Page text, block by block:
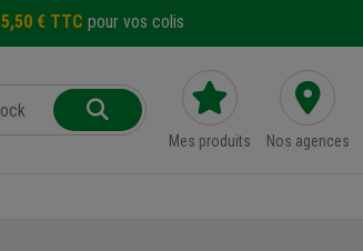
5,50 € TTC pour vos colis
Mes produits Nos agences